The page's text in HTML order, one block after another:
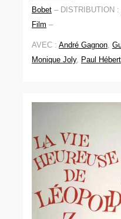
Bobet – DISTRIBUTION :
Film –
AVEC : André Gagnon,
Monique Joly, Paul Hébert